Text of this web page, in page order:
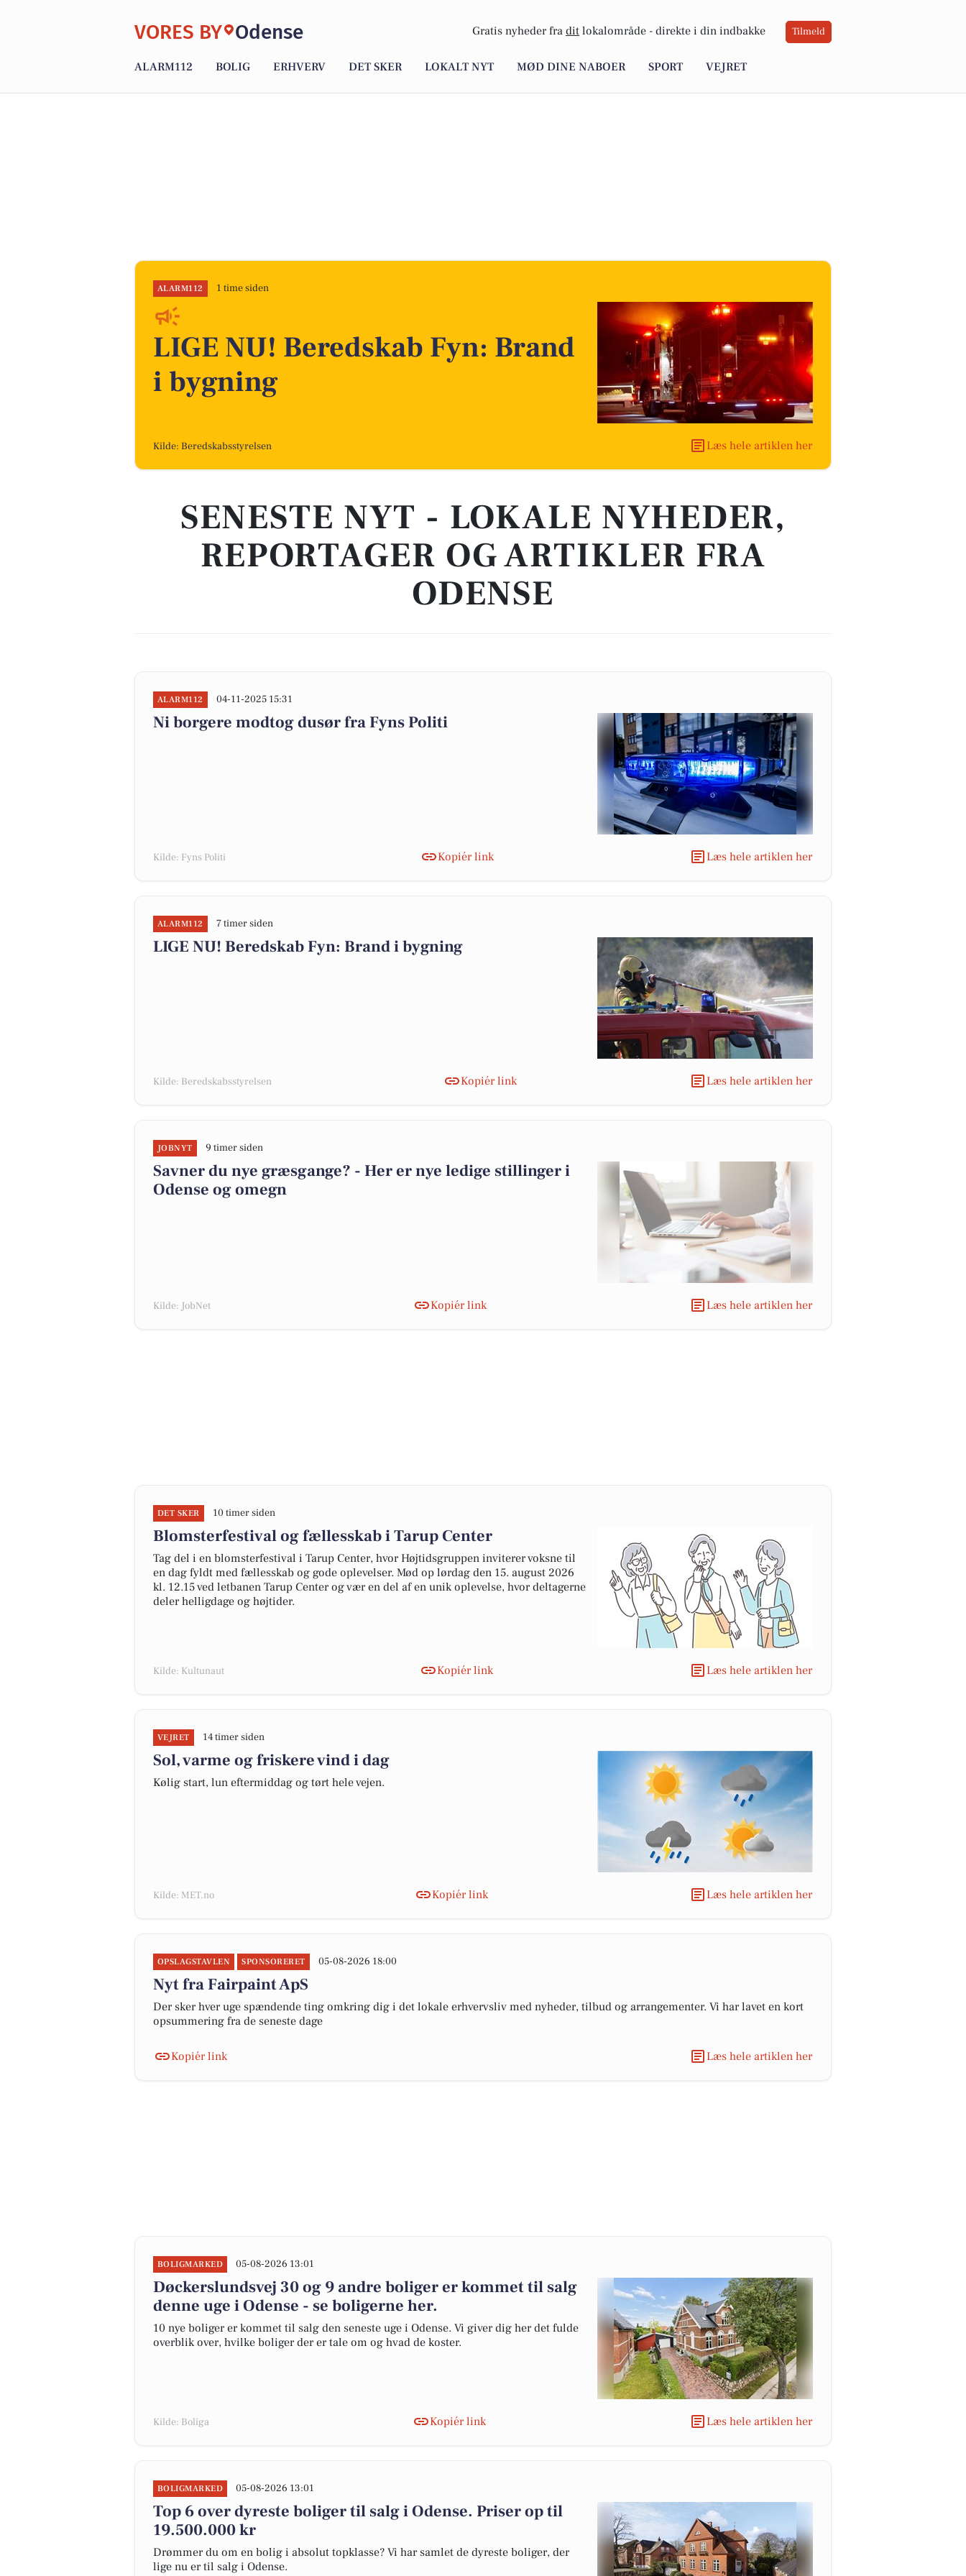
VORES BY Odense Gratis nyheder fra dit lokalområde - direkte i din indbakke Tilmeld
ALARM112 BOLIG ERHVERV DET SKER LOKALT NYT MØD DINE NABOER SPORT VEJRET
ALARM112 1 time siden
LIGE NU! Beredskab Fyn: Brand
i bygning
Kilde: Beredskabsstyrelsen Læs hele artiklen her
SENESTE NYT - LOKALE NYHEDER,
REPORTAGER OG ARTIKLER FRA
ODENSE
ALARM112 04-11-2025 15:31
Ni borgere modtog dusør fra Fyns Politi
Kilde: Fyns Politi Kopiér link Læs hele artiklen her
ALARM112 7 timer siden
LIGE NU! Beredskab Fyn: Brand i bygning
Kilde: Beredskabsstyrelsen Kopiér link Læs hele artiklen her
JOBNYT 9 timer siden
Savner du nye græsgange? - Her er nye ledige stillinger i
Odense og omegn
Kilde: JobNet Kopiér link Læs hele artiklen her
DET SKER 10 timer siden
Blomsterfestival og fællesskab i Tarup Center
Tag del i en blomsterfestival i Tarup Center, hvor Højtidsgruppen inviterer voksne til
en dag fyldt med fællesskab og gode oplevelser. Mød op lørdag den 15. august 2026
kl. 12.15 ved letbanen Tarup Center og vær en del af en unik oplevelse, hvor deltagerne
deler helligdage og højtider.
Kilde: Kultunaut Kopiér link Læs hele artiklen her
VEJRET 14 timer siden
Sol, varme og friskere vind i dag
Kølig start, lun eftermiddag og tørt hele vejen.
Kilde: MET.no Kopiér link Læs hele artiklen her
OPSLAGSTAVLEN SPONSORERET 05-08-2026 18:00
Nyt fra Fairpaint ApS
Der sker hver uge spændende ting omkring dig i det lokale erhvervsliv med nyheder, tilbud og arrangementer. Vi har lavet en kort
opsummering fra de seneste dage
Kopiér link Læs hele artiklen her
BOLIGMARKED 05-08-2026 13:01
Døckerslundsvej 30 og 9 andre boliger er kommet til salg
denne uge i Odense - se boligerne her.
10 nye boliger er kommet til salg den seneste uge i Odense. Vi giver dig her det fulde
overblik over, hvilke boliger der er tale om og hvad de koster.
Kilde: Boliga Kopiér link Læs hele artiklen her
BOLIGMARKED 05-08-2026 13:01
Top 6 over dyreste boliger til salg i Odense. Priser op til
19.500.000 kr
Drømmer du om en bolig i absolut topklasse? Vi har samlet de dyreste boliger, der
lige nu er til salg i Odense.